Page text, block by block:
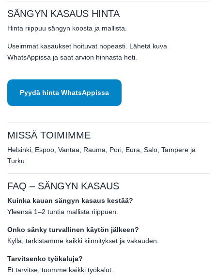
SÄNGYN KASAUS HINTA
Hinta riippuu sängyn koosta ja mallista.
Useimmat kasaukset hoituvat nopeasti. Lähetä kuva
WhatsAppissa ja saat arvion hinnasta heti.
Pyydä hinta WhatsAppissa
MISSÄ TOIMIMME
Helsinki, Espoo, Vantaa, Rauma, Pori, Eura, Salo, Tampere ja
Turku.
FAQ – SÄNGYN KASAUS
Kuinka kauan sängyn kasaus kestää?
Yleensä 1–2 tuntia mallista riippuen.
Onko sänky turvallinen käytön jälkeen?
Kyllä, tarkistamme kaikki kiinnitykset ja vakauden.
Tarvitsenko työkaluja?
Et tarvitse, tuomme kaikki työkalut.